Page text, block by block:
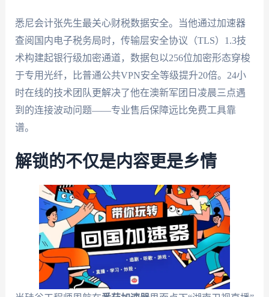
悉尼会计张先生最关心财税数据安全。当他通过加速器
查阅国内电子税务局时，传输层安全协议（TLS）1.3技
术构建起银行级加密通道，数据包以256位加密形态穿梭
于专用光纤，比普通公共VPN安全等级提升20倍。24小
时在线的技术团队更解决了他在澳新军团日凌晨三点遇
到的连接波动问题——专业售后保障远比免费工具靠
谱。
解锁的不仅是内容更是乡情